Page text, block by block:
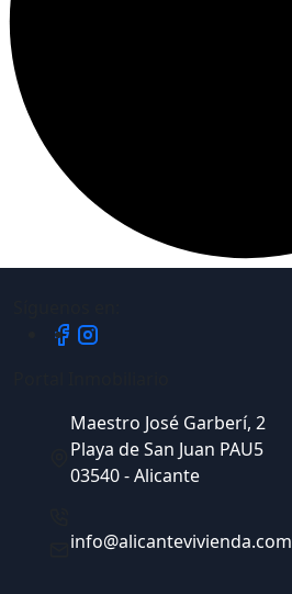
Maestro José Garberí, 2
Playa de San Juan PAU5
03540 - Alicante
info@alicantevivienda.com